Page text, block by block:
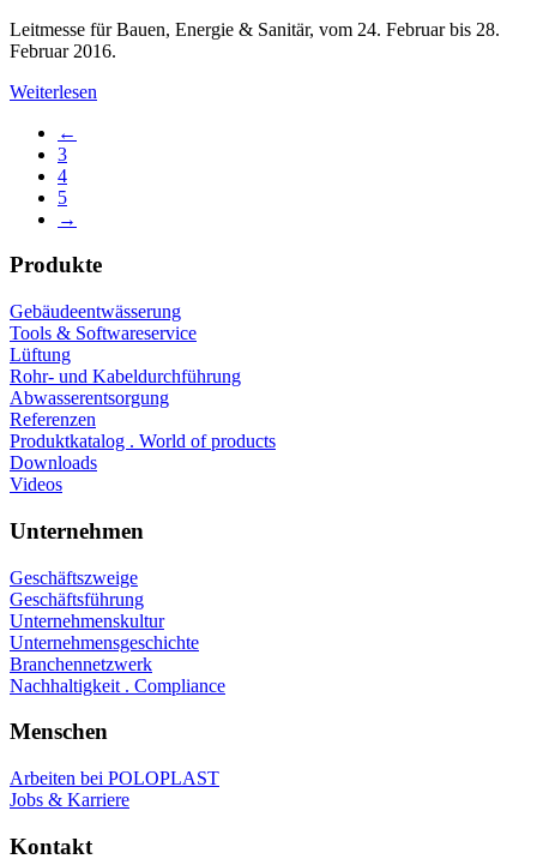
Leitmesse für Bauen, Energie & Sanitär, vom 24. Februar bis 28.
Februar 2016.
Weiterlesen
←
3
4
5
→
Produkte
Gebäudeentwässerung
Tools & Softwareservice
Lüftung
Rohr- und Kabeldurchführung
Abwasserentsorgung
Referenzen
Produktkatalog . World of products
Downloads
Videos
Unternehmen
Geschäftszweige
Geschäftsführung
Unternehmenskultur
Unternehmensgeschichte
Branchennetzwerk
Nachhaltigkeit . Compliance
Menschen
Arbeiten bei POLOPLAST
Jobs & Karriere
Kontakt